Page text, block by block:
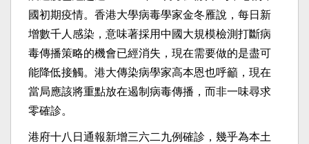
國初期疫情。香港大學病毒學家金冬雁說，每日新
增數千人感染，意味著採用中國大規模檢測打斷病
毒傳播策略的機會已經消失，現在需要做的是盡可
能降低接觸。港大傳染病學家高本恩也呼籲，現在
當局應該將重點放在遏制病毒傳播，而非一味尋求
零確診。
港府十八日通報新增三六二九例確診，幾乎為本土